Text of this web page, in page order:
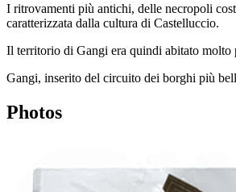
I ritrovamenti più antichi, delle necropoli
caratterizzata dalla cultura di Castelluccio.
Il territorio di Gangi era quindi abitato
Gangi, inserito del circuito dei borghi più
Photos